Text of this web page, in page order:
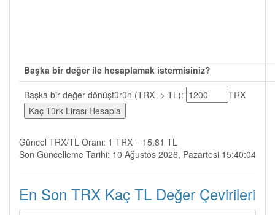
Başka bir değer ile hesaplamak istermisiniz?
Başka bir değer dönüştürün (TRX -> TL):
TRX
Güncel TRX/TL Oranı: 1 TRX = 15.81 TL
Son Güncelleme Tarihi: 10 Ağustos 2026, Pazartesi 15:40:04
En Son TRX Kaç TL Değer Çevirileri